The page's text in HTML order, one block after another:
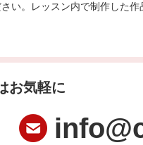
い。レッスン内で制作した
お気軽に